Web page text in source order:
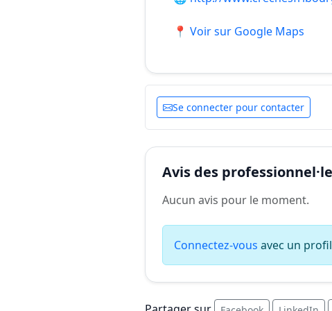
📍 Voir sur Google Maps
Se connecter pour contacter
Avis des
Aucun avis pour le moment.
Connectez-vous avec un